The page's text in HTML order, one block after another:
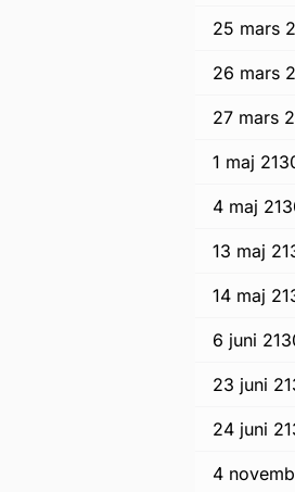
25 mars
26 mars
27 mars
1 maj
4 maj
13 maj
14 maj
6 juni
23 juni
24 juni
4